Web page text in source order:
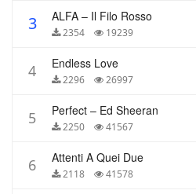
3 ALFA – Il Filo Rosso
2354 19239
4 Endless Love
2296 26997
5 Perfect – Ed Sheeran
2250 41567
6 Attenti A Quei Due
2118 41578